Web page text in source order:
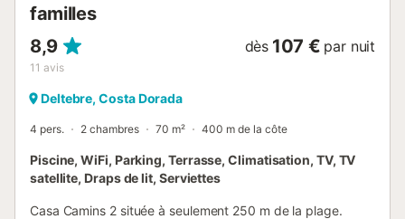
familles
8,9
11 avis
dès 107 € par nuit
Deltebre, Costa Dorada
4 pers. 2 chambres 70 m² 400 m de la côte
Piscine, WiFi, Parking, Terrasse, Climatisation, TV, TV
satellite, Draps de lit, Serviettes
Casa Camins 2 située à seulement 250 m de la plage.